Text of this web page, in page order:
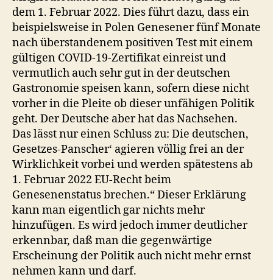
dem 1. Februar 2022. Dies führt dazu, dass ein
beispielsweise in Polen Genesener fünf Monate
nach überstandenem positiven Test mit einem
gültigen COVID-19-Zertifikat einreist und
vermutlich auch sehr gut in der deutschen
Gastronomie speisen kann, sofern diese nicht
vorher in die Pleite ob dieser unfähigen Politik
geht. Der Deutsche aber hat das Nachsehen.
Das lässt nur einen Schluss zu: Die deutschen,
Gesetzes-Panscher‘ agieren völlig frei an der
Wirklichkeit vorbei und werden spätestens ab
1. Februar 2022 EU-Recht beim
Genesenenstatus brechen.“ Dieser Erklärung
kann man eigentlich gar nichts mehr
hinzufügen. Es wird jedoch immer deutlicher
erkennbar, daß man die gegenwärtige
Erscheinung der Politik auch nicht mehr ernst
nehmen kann und darf.